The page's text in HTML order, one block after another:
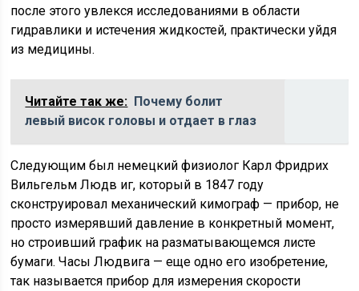
после этого увлекся исследованиями в области
гидравлики и истечения жидкостей, практически уйдя
из медицины.
Читайте так же: Почему болит
левый висок головы и отдает в глаз
Следующим был немецкий физиолог Карл Фридрих
Вильгельм Людв иг, который в 1847 году
сконструировал механический кимограф — прибор, не
просто измерявший давление в конкретный момент,
но строивший график на разматывающемся листе
бумаги. Часы Людвига — еще одно его изобретение,
так называется прибор для измерения скорости